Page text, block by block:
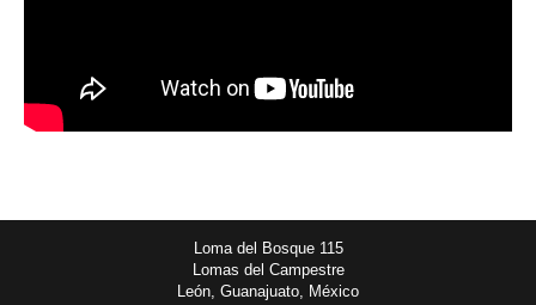
Loma del Bosque 115
Lomas del Campestre
León, Guanajuato, México